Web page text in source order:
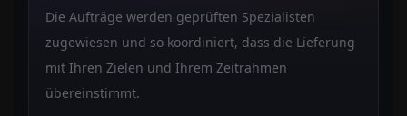
Die Aufträge werden geprüften Spezialisten
zugewiesen und so koordiniert, dass die Lieferung
mit Ihren Zielen und Ihrem Zeitrahmen
übereinstimmt.